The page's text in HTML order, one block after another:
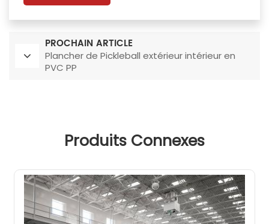
PROCHAIN ARTICLE
Plancher de Pickleball extérieur intérieur en
PVC PP
Produits Connexes